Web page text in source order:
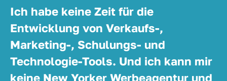
Ich habe keine Zeit für die
Entwicklung von Verkaufs-,
Marketing-, Schulungs- und
Technologie-Tools. Und ich kann mir
keine New Yorker Werbeagentur und